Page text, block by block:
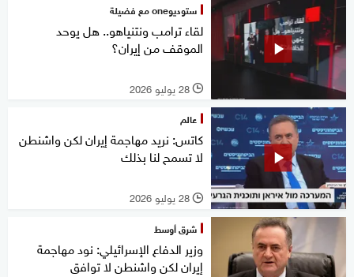
ستوديوone مع فضيلة
لقاء ترامب ونتنياهو.. هل يوحد
الموقف من إيران؟
l 28 يوليو 2026
عالم
كاتس: نريد مهاجمة إيران لكن واشنطن
لا تسمح لنا بذلك
l 28 يوليو 2026
شرق أوسط
وزير الدفاع الإسرائيلي: نود مهاجمة
إيران لكن واشنطن لا توافق